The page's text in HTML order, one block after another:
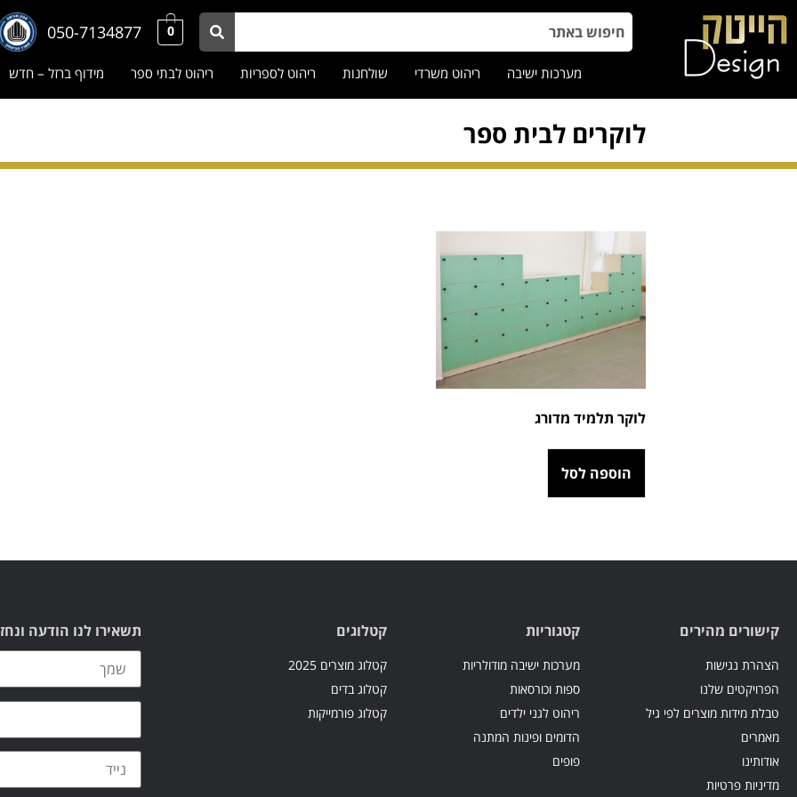
0
050-7134877
מערכות ישיבה ריהוט משרדי שולחנות ריהוט לספריות ריהוט לבתי ספר מידוף ברזל – חדש
לוקרים לבית ספר
לוקר תלמיד מדורג
הוספה לסל
קישורים מהירים
הצהרת נגישות
הפרויקטים שלנו
טבלת מידות מוצרים לפי גיל
מאמרים
אודותינו
מדיניות פרטיות
קטגוריות
מערכות ישיבה מודולריות
ספות וכורסאות
ריהוט לגני ילדים
הדומים ופינות המתנה
פופים
קטלוגים
קטלוג מוצרים 2025
קטלוג בדים
קטלוג פורמייקות
תשאירו לנו הודעה